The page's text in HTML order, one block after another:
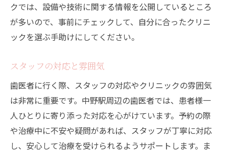
インターネットでのリサーチ方法
口コミ評価の高いクリニックの特徴
クリニックのホームページの確認ポイント
実際に訪れての印象をチェック
友人や家族からの推薦
初診での対応を評価する
クでは、設備や技術に関する情報を公開しているところ
が多いので、事前にチェックして、自分に合ったクリニ
ックを選ぶ手助けにしてください。
スタッフの対応と雰囲気
歯医者に行く際、スタッフの対応やクリニックの雰囲気
は非常に重要です。中野駅周辺の歯医者では、患者様一
人ひとりに寄り添った対応を心がけています。予約の際
や治療中に不安や疑問があれば、スタッフが丁寧に対応
し、安心して治療を受けられるようサポートします。ま